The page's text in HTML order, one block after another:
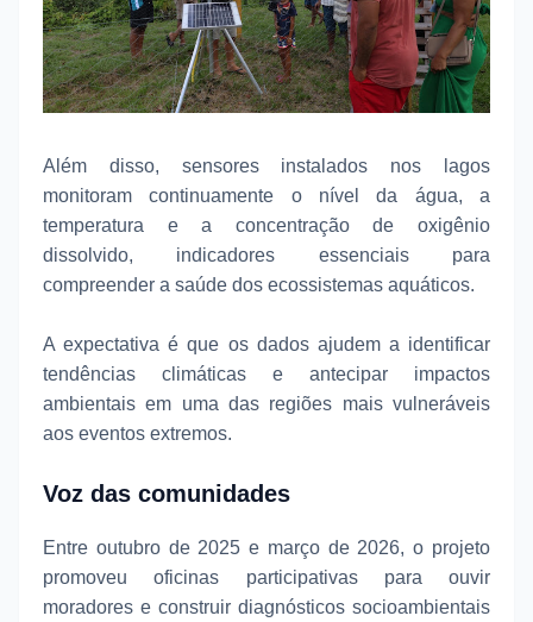
Além disso, sensores instalados nos lagos
monitoram continuamente o nível da água, a
temperatura e a concentração de oxigênio
dissolvido, indicadores essenciais para
compreender a saúde dos ecossistemas aquáticos.
A expectativa é que os dados ajudem a identificar
tendências climáticas e antecipar impactos
ambientais em uma das regiões mais vulneráveis
aos eventos extremos.
Voz das comunidades
Entre outubro de 2025 e março de 2026, o projeto
promoveu oficinas participativas para ouvir
moradores e construir diagnósticos socioambientais